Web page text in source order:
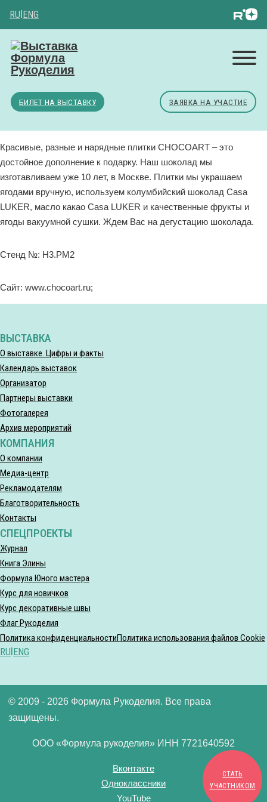
RU|ENG
БИЛЕТ НА ВЫСТАВКУ ЗАЯВКА НА УЧАСТИЕ
Красивые, разные и нарядные плитки CHOCOART – это
достойное дополнение к подарку. Наш шоколад мы
изготавливаем уже 10 лет, в Москве. Плитки мы украшаем
ягодами вручную, используем колумбийский шоколад Casa
LUKER, масло какао Casa LUKER и качественные фрукты и
ягоды вакуумной сушки. Ждем Вас на дегустацию шоколада.
Стенд №: H3.РМ2
Сайт: www.chocoart.ru;
ВЫСТАВКА
О выставке. Цифры и факты
Календарь выставок
Организатор
Партнеры выставки
Фотогалерея
Архив мероприятий
КОМПАНИЯ
О компании
Медиа-центр
Рекламодателям
Благотворительность
Контакты
СПЕЦПРОЕКТЫ
Журнал
Книга Элины
Формула Юного мастера
Курс для новичков
Курс декоративные швы
Флаг Рукоделия
СТАТЬ
УЧАСТНИКОМ
Политика конфиденциальностиПолитика использования файлов Cookie
RU ENG
© 2009 - 2026 Формула Рукоделия. Все права
защищены.
ООО «Формула рукоделия» ИНН 7721640592
Вконтакте
Одноклассники
YouTube